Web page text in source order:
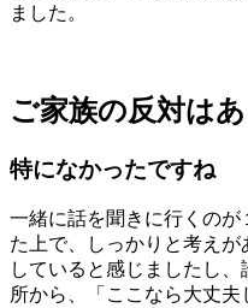
ました。
ご家族の反対は
特になかったですね
一緒に話を聞きに行くの
た上で、しっかりと考えが
していると感じましたし
所から、「ここなら大丈夫